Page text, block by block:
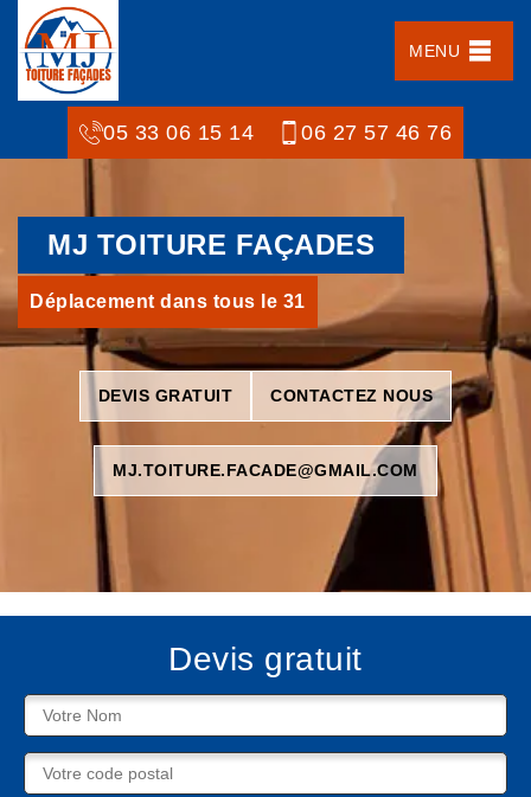
MENU
05 33 06 15 14 06 27 57 46 76
MJ TOITURE FAÇADES
Déplacement dans tous le 31
DEVIS GRATUIT CONTACTEZ NOUS
MJ.TOITURE.FACADE@GMAIL.COM
Devis gratuit